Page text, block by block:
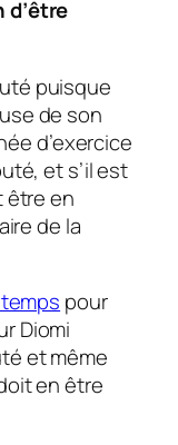
d’être
puisque
de son
d’exercice
et s’il est
être en
de la
pour
Diomi
et même
en être